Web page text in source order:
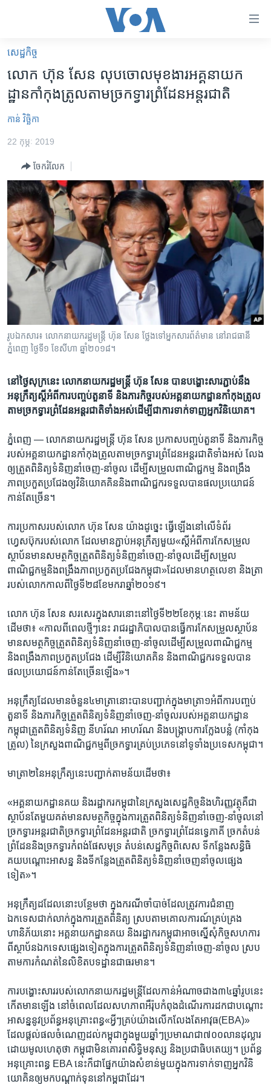
គេហទំព័រ​
ទាក់ទង
និង​
ទំព័រ​
ម្តង
រំលង​
ចូល​
ទៅ​
សម្ព័ន្ធ​
រំលង​
ទៅ​
អន្តរជាតិ
ហេឡូវីអូអេ
កម្ពុជាច្នៃប្រតិដ្ឋ
ព្រឹត្តិការណ៍ព័ត៌មាន
ទូរទស្សន៍ / វីដេអូ​
វិទ្យុ / ផតខាសថ៍
កម្មវិធីទាំងអស់
Khmer English
បណ្តាញ​សង្គម
ភាសា
សេដ្ឋកិច្ច
លោក ​ហ៊ុន សែន​ ​លុបចោល​មុខងារ​អគ្គ​នាយក​
ដ្ឋាន​កាំកុងត្រូល​តាម​ច្រកទ្វារ​ព្រំដែន​អន្តរជាតិ
កាន់ វិច្ឆិកា
22 កុម្ភៈ 2019
ចែករំលែក
រូបឯកសារ៖ លោកនាយករដ្ឋមន្ត្រី ហ៊ុន សែន ថ្លែងទៅអ្នកសារព័ត៌មាន នៅរាជធានី
ភ្នំពេញ ថ្ងៃទី១ ខែសីហា ឆ្នាំ២០១៨។
នៅ​ថ្ងៃសុក្រ​នេះ ​លោក​​នាយក​រដ្ឋមន្រ្តី ​ហ៊ុន សែន ​បាន​បង្ហោះ​សារ​ភ្ជាប់​នឹង​
អនុក្រឹត្យ​ស្តី​អំពី​ការ​បញ្ចប់​តួនាទី​ និង​ភារកិច្ច​របស់​អគ្គ​នាយក​ដ្ឋាន​កាំកុងត្រូល​
តាម​ច្រកទ្វារ​ព្រំដែន​អន្តរជាតិ​ទាំង​អស់​ដើម្បី​ជាការ​ទាក់​ទាញ​អ្នក​វិនិយោគ។
ភ្នំពេញ — លោក​នាយក​រដ្ឋមន្រ្តី ​ហ៊ុន សែន​ ប្រកាស​បញ្ចប់​តួនាទី ​និង​ភារកិច្ច​
របស់​អគ្គ​នាយក​ដ្ឋាន​កាំកុងត្រូល​តាម​ច្រកទ្វារ​ព្រំដែន​អន្តរជាតិ​ទាំងអស់​ លែង​
ឲ្យ​ត្រួត​ពិនិត្យ​ទំនិញ​នាំ​ចេញ-នាំ​ចូល ​ដើម្បី​សម្រួល​ពាណិជ្ជ​កម្ម​ និង​ពង្រឹង​
ភាព​ប្រកួត​ប្រជែង​ឲ្យ​វិនិយោគ​គិន​និង​ពាណិជ្ជករ​ទទួល​បាន​ផល​ប្រយោជន៍​
កាន់​តែ​ច្រើន។​
ការ​ប្រកាស​របស់​លោក​ ហ៊ុន សែន​ យ៉ាង​ដូច្នេះ​ ធ្វើ​ឡើង​នៅ​លើ​ទំព័រ​
ហ្វេសប៊ុក​របស់​លោក ​ដែល​មាន​ភ្ជាប់អនុក្រឹត្យ​មួយ​«ស្តី​អំពី​ការ​កែ​សម្រួល​
ស្ថាប័ន​មាន​សមត្ថកិច្ច​ត្រួត​ពិនិត្យ​ទំនិញ​នាំ​ចេញ-នាំចូល​ដើម្បី​សម្រួល​
ពាណិជ្ជកម្ម​និង​ពង្រឹង​ភាព​ប្រកួត​ប្រជែង​កម្ពុជា»​ដែល​មាន​ហត្ថលេខា​ និង​ត្រា​
របស់​លោក​កាល​ពី​ថ្ងៃទី​២៨​ខែ​មករា​ឆ្នាំ​២០១៩។​
លោក​ ហ៊ុន សែន ​សរសេរ​ក្នុង​សារ​នោះ​នៅ​ថ្ងៃ​ទី​២២​ខែ​កុម្ភៈ​នេះ​ ​តាម​ន័យ​
ដើម​ថា៖​ «កាលពី​ពេល​ថ្មីៗ​នេះ ​រាជ​រដ្ឋាភិបាល​បាន​ធ្វើការ​កែ​សម្រួល​ស្ថាប័ន​
មាន​សមត្ថកិច្ច​ត្រួត​ពិនិត្យ​ទំនិញ​នាំចេញ-នាំចូល​ដើម្បី​សម្រួល​ពាណិជ្ជកម្ម​
និង​ពង្រឹង​ភាព​ប្រកួត​ប្រជែង​ ដើម្បី​វិនិយោគ​គិន​ និង​ពាណិជ្ជករ​ទទួល​បាន​
ផល​ប្រយោជន៍​កាន់​តែ​ច្រើន​ឡើង»។​
អនុក្រឹត្យ​ដែល​មានចំនួន​៤​មាត្រា​នោះ​បាន​បញ្ជាក់​ក្នុង​មាត្រា​១​អំពី​ការ​បញ្ចប់​
តួនាទី និង​ភារកិច្ច​ត្រួត​ពិនិត្យ​ទំនិញ​នាំចេញ-នាំ​ចូល​របស់​អគ្គ​នាយកដ្ឋាន​
កម្ពុជា​ត្រួត​ពិនិត្យទំនិញ​ នីហរ័ណ​ អាហរ័ណ​ និង​បង្ក្រាប​ការ​ក្លែង​បន្លំ​ (កាំកុង​
ត្រូល)​ នៃ​ក្រសួង​ពាណិជ្ជកម្ម​ពី​ច្រកទ្វារ​គ្រប់​ប្រភេទ​នៅ​ទូទាំង​ប្រទេស​កម្ពុជា។​
មាត្រា២​នៃ​អនុក្រឹត្យ​នេះ​បញ្ជាក់​តាម​ន័យ​ដើម​ថា៖​
«អគ្គ​នាយក​ដ្ឋាន​គយ​ និង​រដ្ឋាករ​កម្ពុជា​នៃ​ក្រសួង​សេដ្ឋកិច្ច​និង​ហិរញ្ញវត្ថុគឺ​ជា​
ស្ថាប័ន​តែ​មួយ​គត់​មាន​សមត្ថ​កិច្ច​ក្នុង​ការ​ត្រួត​ពិនិត្យ​ទំនិញ​នាំ​ចេញ-នាំ​ចូល​នៅ​
ច្រកទ្វារ​អន្តរ​ជាតិ​ច្រក​ទ្វារ​ព្រំដែន​អន្តរជាតិ​ ​ច្រកទ្វារ​ព្រំដែន​ទ្វេភាគី ​ច្រក​តំបន់​
ព្រំដែន​និង​ច្រកទ្វារកំពង់ផែ​សមុទ្រ​ តំបន់​សេដ្ឋកិច្ច​ពិសេស​ ទីកន្លែង​សន្ធិធិ​
គយ​បណ្ដោះ​អាសន្ន​ និង​ទីកន្លែង​ត្រួត​ពិនិត្យ​ទំនិញ​នាំចេញ​នាំចូល​ផ្សេង​
ទៀត»។​
អនុក្រឹត្យ​ដដែល​នោះ​បន្ថែម​ថា​ ក្នុង​ករណី​ចាំបាច់​ដែល​ត្រូវ​ការ​ជំនាញ​
ឯកទេស​ជាក់លាក់​ក្នុងការ​ត្រួត​ពិនិត្យ​ ស្រប​តាម​គោល​ការណ៍​គ្រប់គ្រង​
ហានិភ័យ​នោះ​ អគ្គ​នាយក​ដ្ឋាន​គយ​ និង​រដ្ឋាករ​កម្ពុជាអាច​ស្នើ​សុំកិច្ច​សហការ​
ពី​ស្ថាប័ន​ឯកទេស​ផ្សេង​ទៀតក្នុង​ការត្រួត​ពិនិត្យ​ទំនិញ​នាំចេញ-នាំចូល ​ស្រប​
តាម​ការ​កំណត់​នៃ​លិខិត​បទដ្ឋាន​ជា​ធរមាន។​
ការ​បង្ហោះ​សារ​របស់​លោក​នាយក​រដ្ឋមន្រ្តី​ដែល​កាន់​អំណាច​ជាង​៣៤​ឆ្នាំ​រូប​នេះ​
កើត​មាន​ឡើង​ នៅ​ចំ​ពេល​ដែល​សហភាព​អឺរ៉ុប​កំពុង​ដំណើរការដក​ជា​បណ្តោះ​
អាសន្ន​នូវ​ប្រព័ន្ធ​អនុគ្រោះ​ពន្ធ«អ្វីៗ​គ្រប់​យ៉ាង​លើក​លែង​តែ​អាវុធ​(EBA)»​
ដែល​ផ្តល់ផលចំណេញដល់កម្ពុជា​ក្នុង​មួយ​ឆ្នាំៗ​ប្រមាណ​ជា​៧០០​លាន​ដុល្លារ ​
ដោយមូល​ហេតុ​ថា ​កម្ពុជា​មិន​គោរព​សិទ្ធិ​មនុស្ស ​និង​ប្រជា​ធិបតេយ្យ។ ​ប្រព័ន្ធ​
អនុគ្រោះ​ពន្ធ​ EBA ​នេះ​ក៏​ជា​ផ្នែក​យ៉ាង​សំខាន់មួយ​ក្នុង​ការ​ទាក់ទាញ​អ្នក​វិនិ
យោគិនឲ្យ​មក​បណ្តាក់​ទុន​នៅ​កម្ពុជា​ដែរ។​